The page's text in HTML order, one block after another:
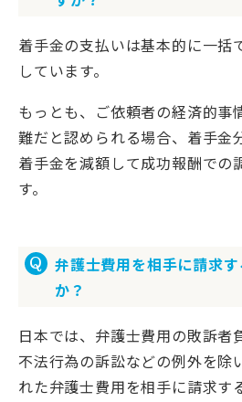
着手金の支払いは基本的に一括
しています。
もっとも、ご依頼者の経済的事
難だと認められる場合、着手金
着手金を減額して成功報酬での
す。
弁護士費用を相手に請求
か？
日本では、弁護士費用の敗訴者
不法行為の訴訟などの例外を除
れた弁護士費用を相手に請求す